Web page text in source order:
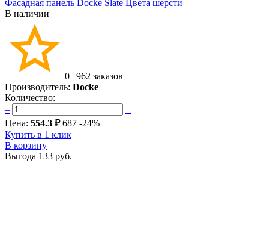
Фасадная панель Docke Slate Цвета шерсти
В наличии
0 | 962 заказов
Производитель: Docke
Количество:
–
+
Цена: 554.3 ₽ 687 -24%
Купить в 1 клик
В корзину
Выгода 133 руб.